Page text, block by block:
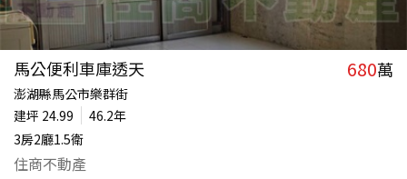
馬公便利車庫透天 680萬
澎湖縣馬公市樂群街
建坪 24.99
46.2年
3房2廳1.5衛
住商不動產